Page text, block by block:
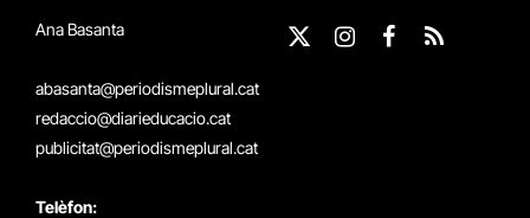
Ana Basanta
abasanta@periodismeplural.cat
redaccio@diarieducacio.cat
publicitat@periodismeplural.cat
Telèfon:
X
InstagramFacebook
RSS